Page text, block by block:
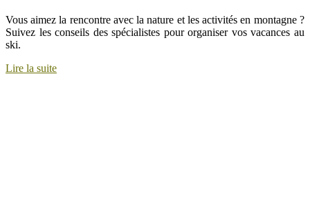
Vous aimez la rencontre avec la nature et les activités en montagne ?
Suivez les conseils des spécialistes pour organiser vos vacances au
ski.
Lire la suite